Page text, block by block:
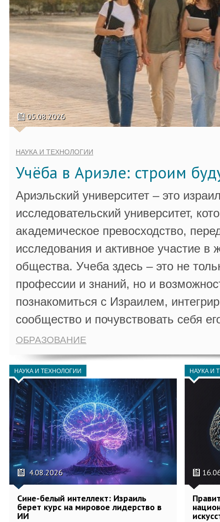
05.08.2026
НАУКА И ТЕХНОЛОГИИ
Учёба в Ариэле: строим
Ариэльский университет – это
исследовательский университет,
академическое превосходство,
исследования и активное участие в
общества. Учеба здесь – это не
профессии и знаний, но и
познакомиться с Израилем,
сообщество и почувствовать себя
ОБРАЗОВАНИЕ
НАУКА И ТЕХНОЛОГИИ
4.08.2026
Сине-белый интеллект: Израиль
берет курс на мировое лидерство в
ИИ
НАУКА И